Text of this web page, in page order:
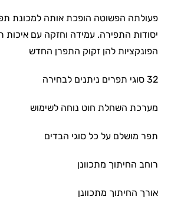
פעולתה הפשוטה הופכת אותה למכונת
יסודות התפירה. עמידה וחזקה עם איכות
הפונקציות להן זקוק התפרן החדש
32 סוגי תפרים ניתנים לבחירה
מערכת השחלת חוט נוחה לשימוש
תפר מושלם על כל סוגי הבדים
רוחב החיתוך מתכוונן
אורך החיתוך מתכוונן